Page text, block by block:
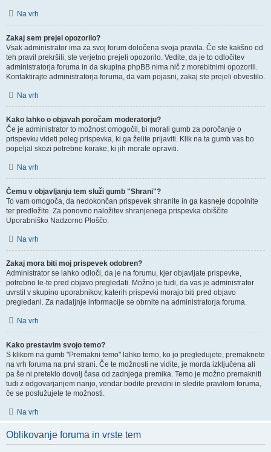
Na vrh
Zakaj sem prejel opozorilo?
Vsak administrator ima za svoj forum določena svoja pravila. Če ste kakšno od
teh pravil prekršili, ste verjetno prejeli opozorilo. Vedite, da je to odločitev
administratorja foruma in da skupina phpBB nima nič z morebitnimi opozorili.
Kontaktirajte administratorja foruma, da vam pojasni, zakaj ste prejeli obvestilo.
Na vrh
Kako lahko o objavah poročam moderatorju?
Če je administrator to možnost omogočil, bi morali gumb za poročanje o
prispevku videti poleg prispevka, ki ga želite prijaviti. Klik na ta gumb vas bo
popeljal skozi potrebne korake, ki jih morate opraviti.
Na vrh
Čemu v objavljanju tem služi gumb "Shrani"?
To vam omogoča, da nedokončan prispevek shranite in ga kasneje dopolnite
ter predložite. Za ponovno naložitev shranjenega prispevka obiščite
Uporabniško Nadzorno Ploščo.
Na vrh
Zakaj mora biti moj prispevek odobren?
Administrator se lahko odloči, da je na forumu, kjer objavljate prispevke,
potrebno le-te pred objavo pregledati. Možno je tudi, da vas je administrator
uvrstil v skupino uporabnikov, katerih prispevki morajo biti pred objavo
pregledani. Za nadaljnje informacije se obrnite na administratorja foruma.
Na vrh
Kako prestavim svojo temo?
S klikom na gumb "Premakni temo" lahko temo, ko jo pregledujete, premaknete
na vrh foruma na prvi strani. Če te možnosti ne vidite, je morda izključena ali
pa še ni preteklo dovolj časa od zadnjega premika. Temo je možno premakniti
tudi z odgovarjanjem nanjo, vendar bodite previdni in sledite pravilom foruma,
če se poslužujete te možnosti.
Na vrh
Oblikovanje foruma in vrste tem